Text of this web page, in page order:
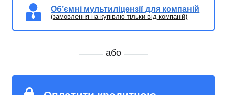
Об’ємні мультиліцензії для компаній
(замовлення на купівлю тільки від компаній)
або